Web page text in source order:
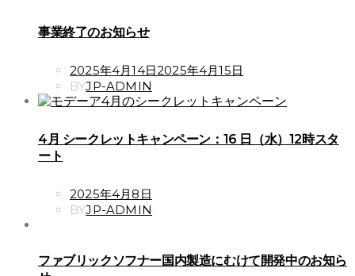
事業終了のお知らせ
POSTED
ON
2025年4月14日2025年4月15日
BYJP-ADMIN
4月 シークレットキャンペーン：16 日（水）12時スタ
ート
POSTED
ON
2025年4月8日
BYJP-ADMIN
ファブリックソフナー国内製造にむけて開発中のお知ら